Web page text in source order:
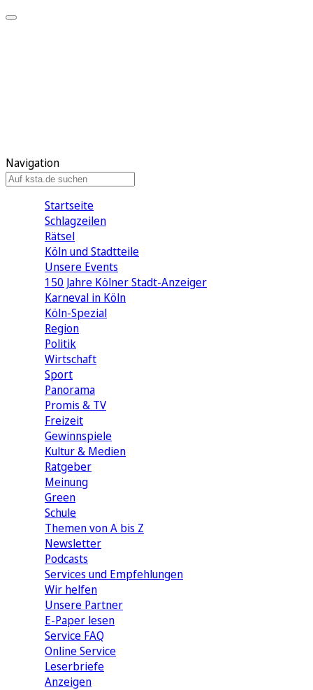
Navigation
Startseite
Schlagzeilen
Rätsel
Köln und Stadtteile
Unsere Events
150 Jahre Kölner Stadt-Anzeiger
Karneval in Köln
Köln-Spezial
Region
Politik
Wirtschaft
Sport
Panorama
Promis & TV
Freizeit
Gewinnspiele
Kultur & Medien
Ratgeber
Meinung
Green
Schule
Themen von A bis Z
Newsletter
Podcasts
Services und Empfehlungen
Wir helfen
Unsere Partner
E-Paper lesen
Service FAQ
Online Service
Leserbriefe
Anzeigen